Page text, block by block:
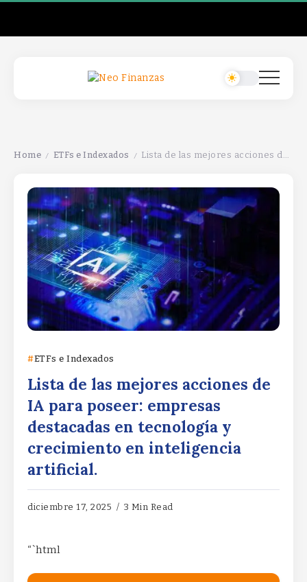
Home / ETFs e Indexados / Lista de las mejores acciones de IA para poseer: empresas destacadas en tecnología y crecimiento en inteligencia artificial.
ETFs e Indexados
Lista de las mejores acciones de
IA para poseer: empresas
destacadas en tecnología y
crecimiento en inteligencia
artificial.
diciembre 17, 2025 3 Min Read
“`html